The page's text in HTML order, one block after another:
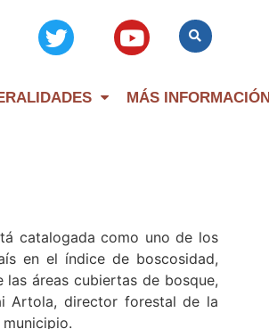
MÁS INFORMACIÓN
catalogada como uno de los
en el índice de boscosidad,
las áreas cubiertas de bosque,
Artola, director forestal de la